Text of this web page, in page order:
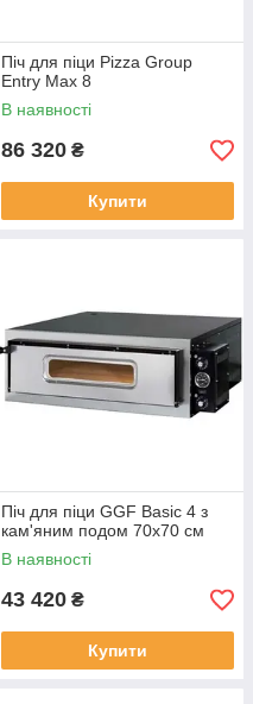
Піч для піци Pizza Group
Entry Max 8
В наявності
86 320 ₴
Купити
Піч для піци GGF Basic 4 з
кам'яним подом 70х70 см
В наявності
43 420 ₴
Купити